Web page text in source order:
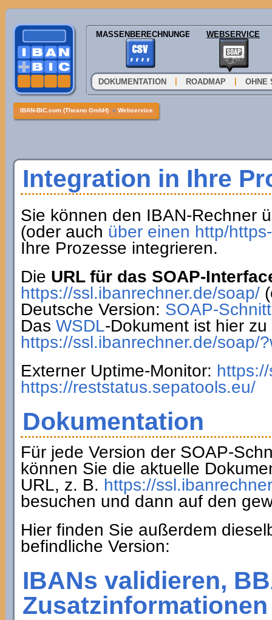
MASSENBERECHNUNGEN WEBSERVICE
DOKUMENTATION ROADMAP OHNE
IBAN-BIC.com (Theano GmbH) » Webservice
Integration in Ihre
Sie können den IBAN-Rechner
(oder auch über einen http/
Ihre Prozesse integrieren.
Die URL für das SOAP-
https://ssl.ibanrechner.de/soap/
Deutsche Version: SOAP-
Das WSDL-Dokument ist hier
https://ssl.ibanrechner.de/soap/
Externer Uptime-Monitor:
https://reststatus.sepatools.eu/
Dokumentation
Für jede Version der SOAP-
können Sie die aktuelle
URL, z. B. https://
besuchen und dann auf den
Hier finden Sie außerdem
befindliche Version:
IBANs validieren,